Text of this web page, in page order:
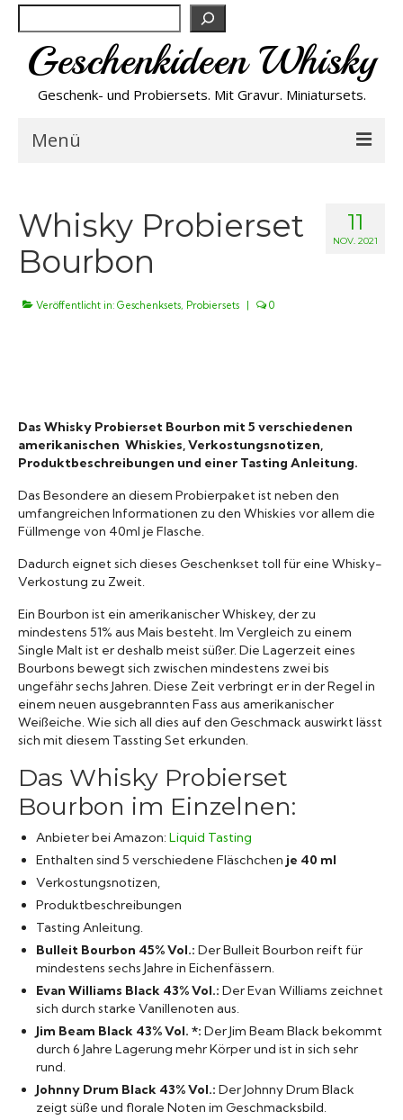
Suchen
Geschenkideen Whisky
Geschenk- und Probiersets. Mit Gravur. Miniatursets.
Menü
NEU
Raritäten
11
NOV. 2021
Whisky Probierset
Bourbon
Veröffentlicht in: Geschenksets, Probiersets | 0
Das Whisky Probierset Bourbon mit 5 verschiedenen
amerikanischen Whiskies, Verkostungsnotizen,
Produktbeschreibungen und einer Tasting Anleitung.
Das Besondere an diesem Probierpaket ist neben den
umfangreichen Informationen zu den Whiskies vor allem die
Füllmenge von 40ml je Flasche.
Dadurch eignet sich dieses Geschenkset toll für eine Whisky-
Verkostung zu Zweit.
Ein Bourbon ist ein amerikanischer Whiskey, der zu
mindestens 51% aus Mais besteht. Im Vergleich zu einem
Single Malt ist er deshalb meist süßer. Die Lagerzeit eines
Bourbons bewegt sich zwischen mindestens zwei bis
ungefähr sechs Jahren. Diese Zeit verbringt er in der Regel in
einem neuen ausgebrannten Fass aus amerikanischer
Weißeiche. Wie sich all dies auf den Geschmack auswirkt lässt
sich mit diesem Tassting Set erkunden.
Das Whisky Probierset
Bourbon im Einzelnen:
Anbieter bei Amazon:Liquid Tasting
Enthalten sind 5 verschiedene Fläschchen je 40 ml
Verkostungsnotizen,
Produktbeschreibungen
Tasting Anleitung.
Bulleit Bourbon 45% Vol.: Der Bulleit Bourbon reift für
mindestens sechs Jahre in Eichenfässern.
Evan Williams Black 43% Vol.: Der Evan Williams zeichnet
sich durch starke Vanillenoten aus.
Jim Beam Black 43% Vol. *: Der Jim Beam Black bekommt
durch 6 Jahre Lagerung mehr Körper und ist in sich sehr
rund.
Johnny Drum Black 43% Vol.: Der Johnny Drum Black
zeigt süße und florale Noten im Geschmacksbild.